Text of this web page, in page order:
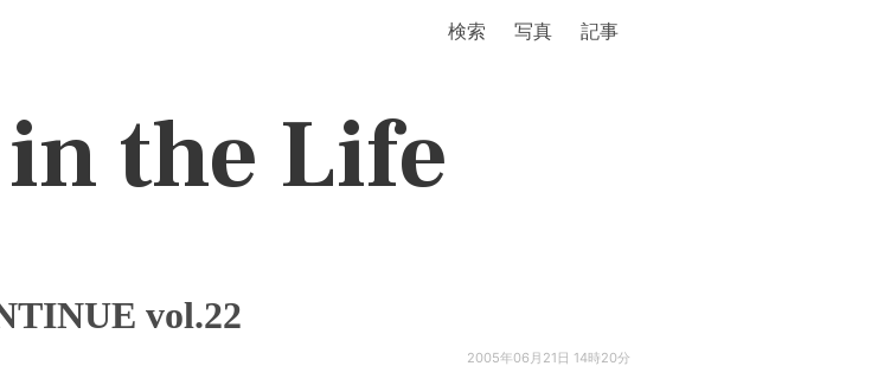
検索 写真 記事
the Life
vol.22
2005年06月21日 14時20分